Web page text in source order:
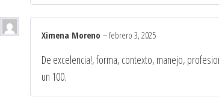
Ximena Moreno –febrero 3, 2025
De excelencia!, forma, contexto, manejo,
un 100.